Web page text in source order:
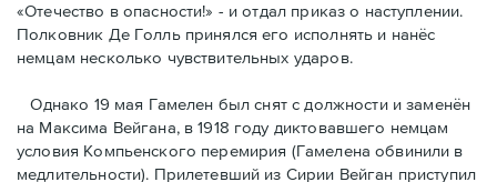
«Отечество в опасности!» - и отдал приказ о наступлении.
Полковник Дe Голль принялся его исполнять и нанёс
немцам несколько чувствительных ударов.
Однако 19 мая Гамелен был снят с должности и заменён
на Максима Вейгана, в 1918 году диктовавшего немцам
условия Компьенского перемирия (Гамелена обвинили в
медлительности). Прилетевший из Сирии Вейган приступил